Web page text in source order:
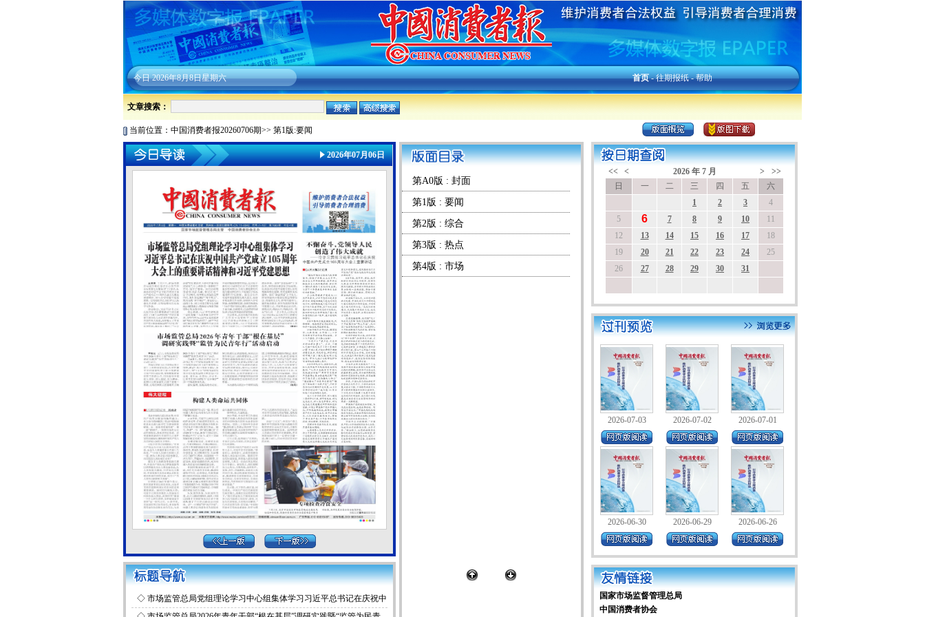
今日2026年8月8日星期六 首页-往期报纸-帮助
文章搜索：
当前位置： 中国消费者报20260706期>> 第1版:要闻
2026年07月06日
◇ 市场监管总局党组理论学习中心组集体学习习近平总书记在庆祝中
第A0版 : 封面
第1版 : 要闻
第2版 : 综合
第3版 : 热点
第4版 : 市场
2026-07-03 2026-07-02 2026-07-01
2026-06-30 2026-06-29 2026-06-26
国家市场监督管理总局
中国消费者协会